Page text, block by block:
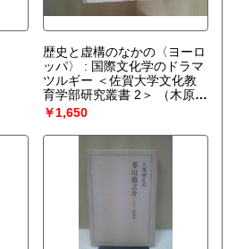
歴史と虚構のなかの〈ヨーロ
ッパ〉 : 国際文化学のドラマ
ツルギー ＜佐賀大学文化教
育学部研究叢書 2＞
（木原
誠, 相野毅, 吉岡剛彦 編）
￥1,650